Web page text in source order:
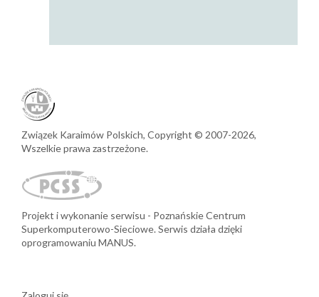
Związek Karaimów Polskich, Copyright © 2007-2026,
Wszelkie prawa zastrzeżone.
Projekt i wykonanie serwisu
Poznańskie Centrum
Superkomputerowo-Sieciowe. Serwis działa dzięki
oprogramowaniu MANUS.